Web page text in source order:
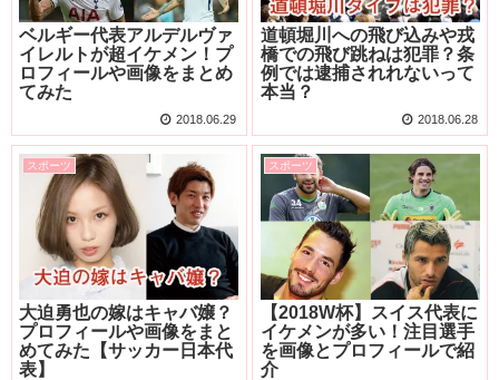
ベルギー代表アルデルヴァ
イレルトが超イケメン！プ
ロフィールや画像をまとめ
てみた
2018.06.29
道頓堀川への飛び込みや戎
橋での飛び跳ねは犯罪？条
例では逮捕されれないって
本当？
2018.06.28
スポーツ
大迫勇也の嫁はキャバ嬢？
プロフィールや画像をまと
めてみた【サッカー日本代
表】
スポーツ
【2018W杯】スイス代表に
イケメンが多い！注目選手
を画像とプロフィールで紹
介